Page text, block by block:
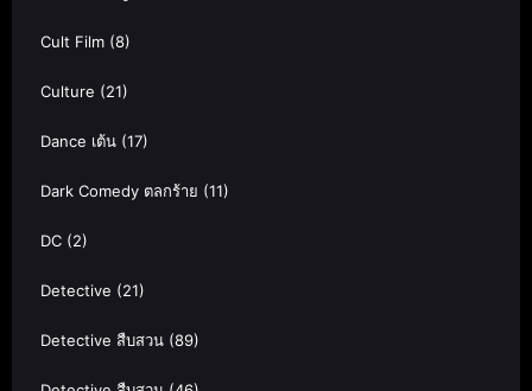
Cult Film (8)
Culture (21)
Dance เต้น (17)
Dark Comedy ตลกร้าย (11)
DC (2)
Detective (21)
Detective สืบสวน (89)